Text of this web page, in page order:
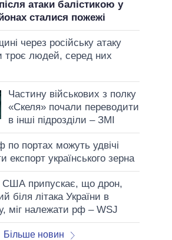
атаки балістикою у
сталися пожежі
через російську атаку
троє людей, серед них
Частину військових з полку
«Скеля» почали переводити
в інші підрозділи – ЗМІ
по портах можуть удвічі
експорт українського зерна
США припускає, що дрон,
біля літака України в
міг належати рф – WSJ
Більше новин